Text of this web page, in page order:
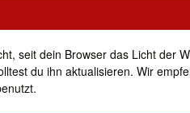
seit dein Browser das Licht der
du ihn aktualisieren. Wir